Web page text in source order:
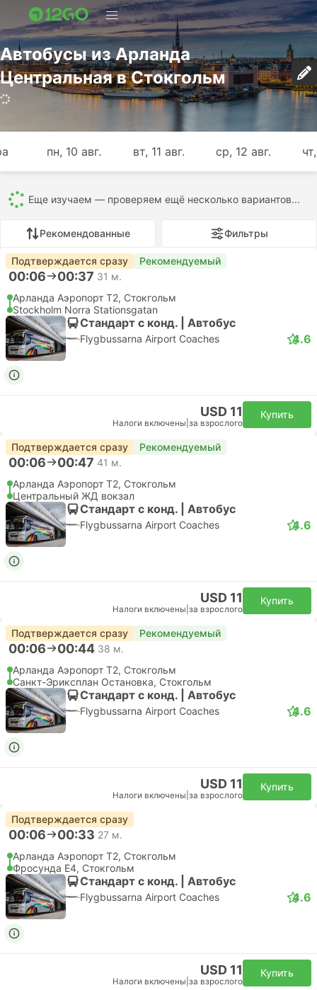
Автобусы из Арланда
Центральная в Стокгольм
пн, 10 авг. вт, 11 авг. ср, 12 авг.
Еще изучаем — проверяем ещё несколько вариантов...
Рекомендованные Фильтры
Подтверждается сразу Рекомендуемый
00:06 00:37 31 м.
Арланда Аэропорт T2, Стокгольм
Stockholm Norra Stationsgatan
Стандарт с конд. | Автобус
Flygbussarna Airport Coaches 4.6
USD 11
Налоги включены за взрослого
Купить
Подтверждается сразу Рекомендуемый
00:06 00:47 41 м.
Арланда Аэропорт T2, Стокгольм
Центральный ЖД вокзал
Стандарт с конд. | Автобус
Flygbussarna Airport Coaches 4.6
USD 11
Налоги включены за взрослого
Купить
Подтверждается сразу Рекомендуемый
00:06 00:44 38 м.
Арланда Аэропорт T2, Стокгольм
Санкт-Эриксплан Остановка, Стокгольм
Стандарт с конд. | Автобус
Flygbussarna Airport Coaches 4.6
USD 11
Налоги включены за взрослого
Купить
Подтверждается сразу
00:06 00:33 27 м.
Арланда Аэропорт T2, Стокгольм
Фросунда E4, Стокгольм
Стандарт с конд. | Автобус
Flygbussarna Airport Coaches 4.6
USD 11
Налоги включены за взрослого
Купить